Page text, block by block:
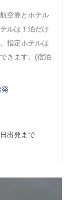
空券とホテル
ルは１泊だけ
指定ホテルは
きます。(宿泊
出発まで